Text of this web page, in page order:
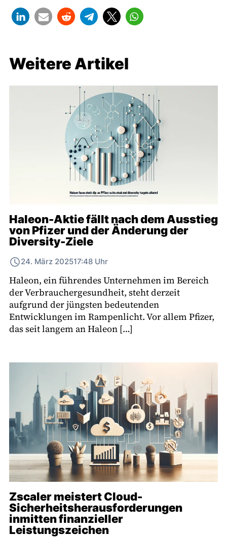
Weitere Artikel
Haleon-Aktie fällt nach dem Ausstieg
von Pfizer und der Änderung der
Diversity-Ziele
24. März 202517:48 Uhr
Haleon, ein führendes Unternehmen im Bereich
der Verbrauchergesundheit, steht derzeit
aufgrund der jüngsten bedeutenden
Entwicklungen im Rampenlicht. Vor allem Pfizer,
das seit langem an Haleon […]
Zscaler meistert Cloud-
Sicherheitsherausforderungen
inmitten finanzieller
Leistungszeichen